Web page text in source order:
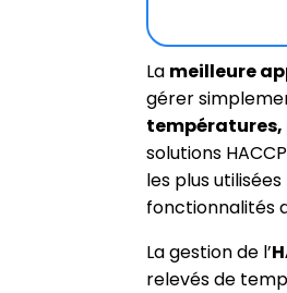
La meilleure
gérer
températures,
solutions
les plus
fonctionnalités
La gestion de l’
relevés de